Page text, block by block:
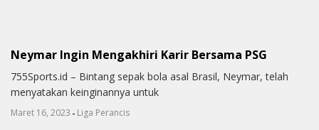
Neymar Ingin Mengakhiri Karir Bersama PSG
755Sports.id – Bintang sepak bola asal Brasil, Neymar, telah
menyatakan keinginannya untuk
Maret 16, 2023 - Liga Perancis